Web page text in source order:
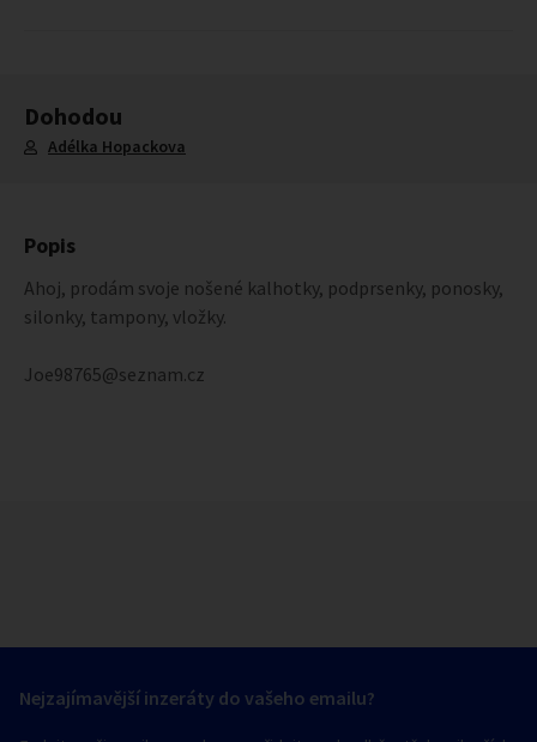
Dohodou
Adélka Hopackova
Popis
Ahoj, prodám svoje nošené kalhotky, podprsenky, ponosky,
silonky, tampony, vložky.
Joe98765@seznam.cz
Nejzajímavější inzeráty do vašeho emailu?